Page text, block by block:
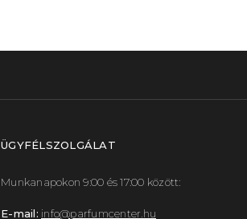
ÜGYFÉLSZOLGÁLAT
Munkanapokon 9:00 és 17:00 között:
E-mail: info@parfumcenter.hu